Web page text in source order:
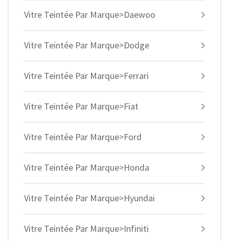
Vitre Teintée Par Marque>Daewoo
Vitre Teintée Par Marque>Dodge
Vitre Teintée Par Marque>Ferrari
Vitre Teintée Par Marque>Fiat
Vitre Teintée Par Marque>Ford
Vitre Teintée Par Marque>Honda
Vitre Teintée Par Marque>Hyundai
Vitre Teintée Par Marque>Infiniti